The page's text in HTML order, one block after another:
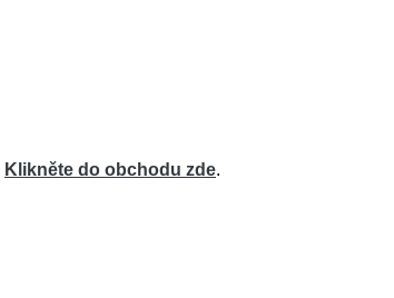
Klikněte do obchodu zde.